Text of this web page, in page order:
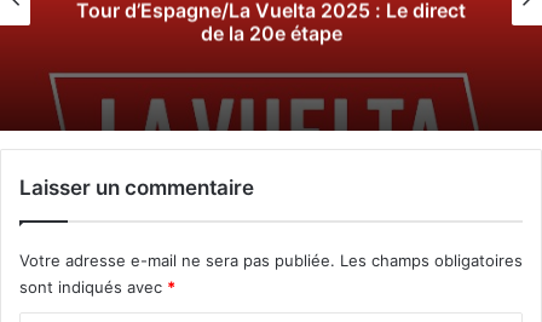
Tour d’Espagne/La Vuelta 2025 : Le direct
de la 20e étape
Laisser un commentaire
Votre adresse e-mail ne sera pas publiée. Les champs obligatoires
sont indiqués avec *